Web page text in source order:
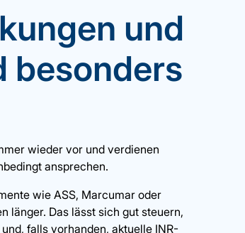
und
besonders
wieder vor und verdienen
ansprechen.
wie ASS, Marcumar oder
länger. Das lässt sich gut steuern,
falls vorhanden, aktuelle INR-